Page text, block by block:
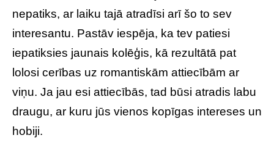
nepatiks, ar laiku tajā atradīsi arī šo to sev
interesantu. Pastāv iespēja, ka tev patiesi
iepatiksies jaunais kolēģis, kā rezultātā pat
lolosi cerības uz romantiskām attiecībām ar
viņu. Ja jau esi attiecībās, tad būsi atradis labu
draugu, ar kuru jūs vienos kopīgas intereses un
hobiji.